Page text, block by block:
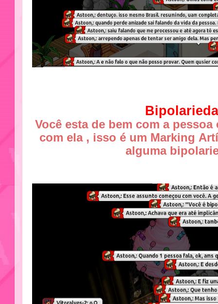
Você esta de bem com a
com ela , isso é um Marking
alguma